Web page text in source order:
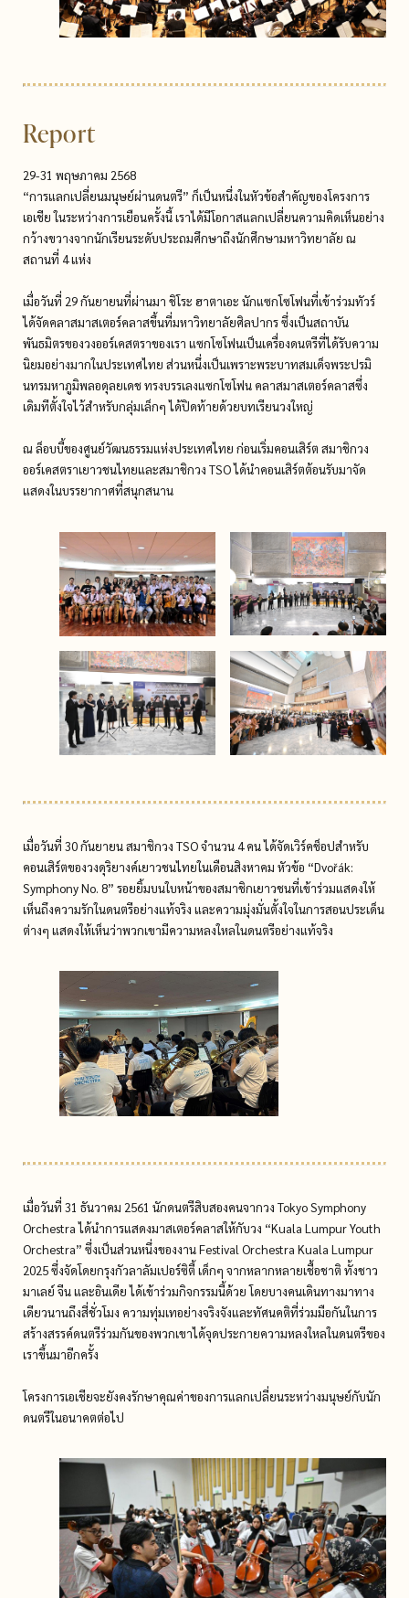
Report
29-31 พฤษภาคม 2568
“การแลกเปลี่ยนมนุษย์ผ่านดนตรี” ก็เป็นหนึ่งในหัวข้อสำคัญของโครงการ
เอเชีย ในระหว่างการเยือนครั้งนี้ เราได้มีโอกาสแลกเปลี่ยนความคิดเห็นอย่าง
กว้างขวางจากนักเรียนระดับประถมศึกษาถึงนักศึกษามหาวิทยาลัย ณ
สถานที่ 4 แห่ง
เมื่อวันที่ 29 กันยายนที่ผ่านมา ชิโระ ฮาตาเอะ นักแซกโซโฟนที่เข้าร่วมทัวร์
ได้จัดคลาสมาสเตอร์คลาสขึ้นที่มหาวิทยาลัยศิลปากร ซึ่งเป็นสถาบัน
พันธมิตรของวงออร์เคสตราของเรา แซกโซโฟนเป็นเครื่องดนตรีที่ได้รับความ
นิยมอย่างมากในประเทศไทย ส่วนหนึ่งเป็นเพราะพระบาทสมเด็จพระปรมิ
นทรมหาภูมิพลอดุลยเดช ทรงบรรเลงแซกโซโฟน คลาสมาสเตอร์คลาสซึ่ง
เดิมทีตั้งใจไว้สำหรับกลุ่มเล็กๆ ได้ปิดท้ายด้วยบทเรียนวงใหญ่
ณ ล็อบบี้ของศูนย์วัฒนธรรมแห่งประเทศไทย ก่อนเริ่มคอนเสิร์ต สมาชิกวง
ออร์เคสตราเยาวชนไทยและสมาชิกวง TSO ได้นำคอนเสิร์ตต้อนรับมาจัด
แสดงในบรรยากาศที่สนุกสนาน
เมื่อวันที่ 30 กันยายน สมาชิกวง TSO จำนวน 4 คน ได้จัดเวิร์คช็อปสำหรับ
คอนเสิร์ตของวงดุริยางค์เยาวชนไทยในเดือนสิงหาคม หัวข้อ “Dvořák:
Symphony No. 8” รอยยิ้มบนใบหน้าของสมาชิกเยาวชนที่เข้าร่วมแสดงให้
เห็นถึงความรักในดนตรีอย่างแท้จริง และความมุ่งมั่นตั้งใจในการสอนประเด็น
ต่างๆ แสดงให้เห็นว่าพวกเขามีความหลงใหลในดนตรีอย่างแท้จริง
เมื่อวันที่ 31 ธันวาคม 2561 นักดนตรีสิบสองคนจากวง Tokyo Symphony
Orchestra ได้นำการแสดงมาสเตอร์คลาสให้กับวง “Kuala Lumpur Youth
Orchestra” ซึ่งเป็นส่วนหนึ่งของงาน Festival Orchestra Kuala Lumpur
2025 ซึ่งจัดโดยกรุงกัวลาลัมเปอร์ซิตี้ เด็กๆ จากหลากหลายเชื้อชาติ ทั้งชาว
มาเลย์ จีน และอินเดีย ได้เข้าร่วมกิจกรรมนี้ด้วย โดยบางคนเดินทางมาทาง
เดียวนานถึงสี่ชั่วโมง ความทุ่มเทอย่างจริงจังและทัศนคติที่ร่วมมือกันในการ
สร้างสรรค์ดนตรีร่วมกันของพวกเขาได้จุดประกายความหลงใหลในดนตรีของ
เราขึ้นมาอีกครั้ง
โครงการเอเชียจะยังคงรักษาคุณค่าของการแลกเปลี่ยนระหว่างมนุษย์กับนัก
ดนตรีในอนาคตต่อไป